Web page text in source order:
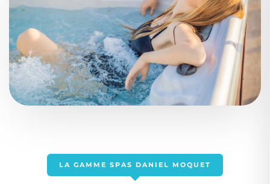
LA GAMME SPAS DANIEL MOQUET